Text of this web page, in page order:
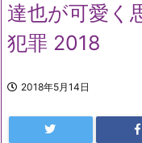
達也が可愛く
犯罪 2018
2018年5月14日